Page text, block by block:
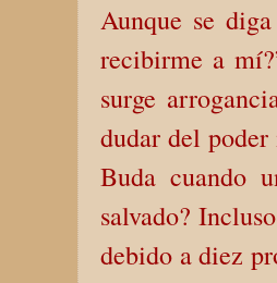
Aunque se
recibirme a
surge
dudar del
Buda cuando
salvado?
debido a diez